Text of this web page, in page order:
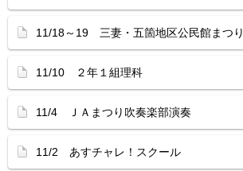
11/18～19 三妻・五箇地区公民館まつり
11/10 ２年１組理科
11/4 ＪＡまつり吹奏楽部演奏
11/2 あすチャレ！スクール